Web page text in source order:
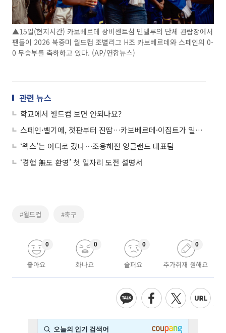
▲15일(현지시간) 카보베르데 상비센트섬 민델루의 단체 관람장에서
팬들이 2026 북중미 월드컵 조별리그 H조 카보베르데와 스페인의 0-
0 무승부를 축하하고 있다. (AP/연합뉴스)
관련 뉴스
학교에서 월드컵 보면 안되나요?
스페인·벨기에, 첫판부터 진땀…카보베르데·이집트가 일으킨 이변
‘왝스’는 어디로 갔나⋯조용해진 잉글랜드 대표팀
‘경험 無도 환영’ 첫 일자리 도전 설명서
#월드컵 #축구
좋아요
0
화나요
0
슬퍼요
0
추가취재 원해요
0